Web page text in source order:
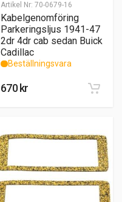
Artikel Nr: 70-0679-16
Kabelgenomföring
Parkeringsljus 1941-47
2dr 4dr cab sedan Buick
Cadillac
Beställningsvara
670 kr